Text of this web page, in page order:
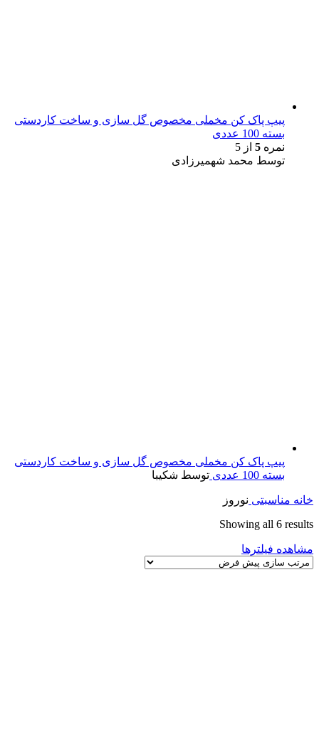
پیپ پاک کن مخملی مخصوص گل سازی و ساخت کاردستی
بسته 100 عددی
نمره 5 از 5
توسط محمد شهمیرزادی
پیپ پاک کن مخملی مخصوص گل سازی و ساخت کاردستی
بسته 100 عددی
توسط شکیبا
خانه مناسبتی نوروز
Showing all 6 results
مشاهده فیلترها